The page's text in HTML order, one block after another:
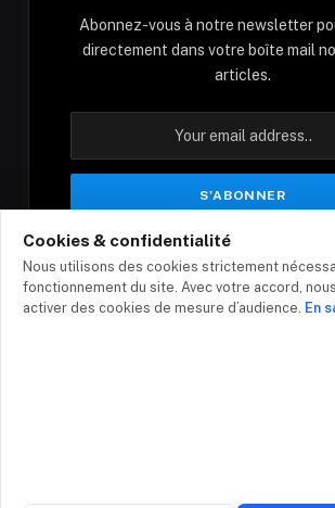
Abonnez-vous à notre newsletter
directement dans votre boîte mail
articles.
En vous inscrivant, vous acceptez
et notre politique de
Cookies & confidentialité
Nous utilisons des cookies strictement
fonctionnement du site. Avec votre accord,
activer des cookies de mesure d’audience. En